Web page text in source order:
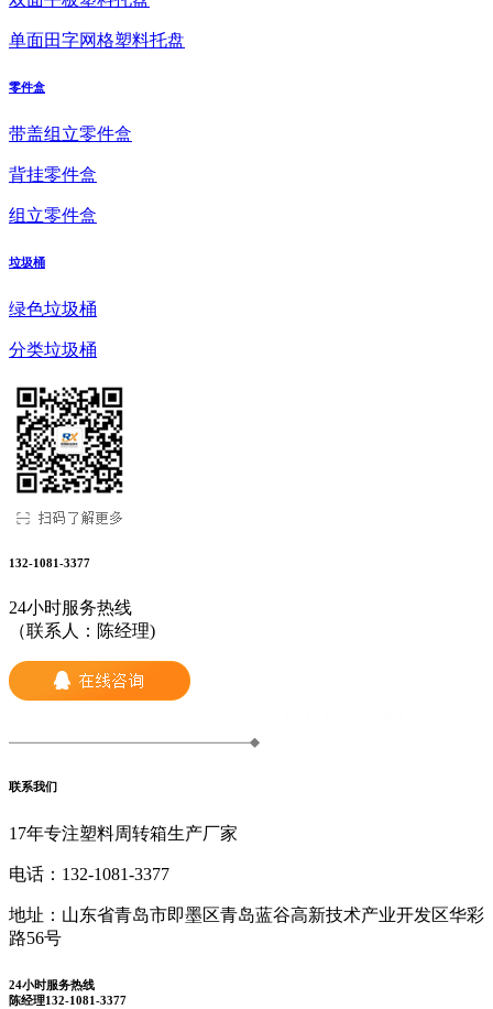
单面田字网格塑料托盘
零件盒
带盖组立零件盒
背挂零件盒
组立零件盒
垃圾桶
绿色垃圾桶
分类垃圾桶
132-1081-3377
24小时服务热线
（联系人：陈经理)
联系我们
17年专注塑料周转箱生产厂家
电话： 132-1081-3377
地址： 山东省青岛市即墨区青岛蓝谷高新技术产业开发区华彩
路56号
24小时服务热线
陈经理132-1081-3377